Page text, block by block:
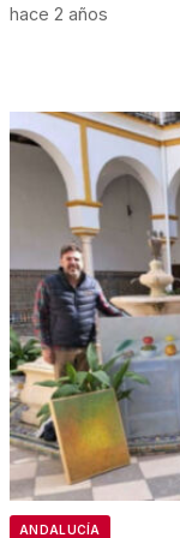
hace 2 años
ANDALUCÍA